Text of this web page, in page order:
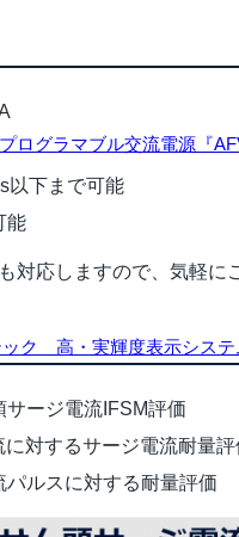
グラマブル交流電源『
ク 高・実輝度表示システ
以下まで可能
能
対応しますので、気軽に
ージ電流IFSM評価
対するサージ電流耐量評
ルスに対する耐量評価